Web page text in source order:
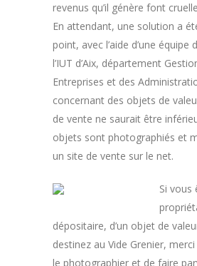
revenus qu’il génère font
En attendant, une solution a
point, avec l’aide d’une équipe
l’IUT d’Aix, département
Entreprises et des
concernant des objets de
de vente ne saurait être
objets sont photographiés et
un site de vente sur le net.
Si vous
dépositaire, d’un objet de
destinez au Vide Grenier,
le photographier et de faire